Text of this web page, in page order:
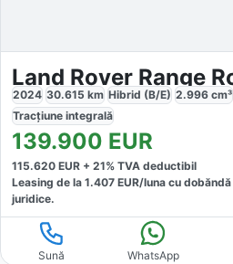
2024 30.615 km Hibrid (B/E) 2.996 cm³
Tracțiune integrală
139.900 EUR
115.620 EUR + 21% TVA deductibil
Leasing de la 1.407 EUR/luna cu dobăndă
juridice.
Sună WhatsApp